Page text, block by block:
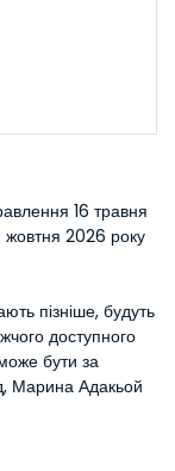
16 травня
жовтня 2026 року
пізніше, будуть
доступного
бути за
Марина Адакьой